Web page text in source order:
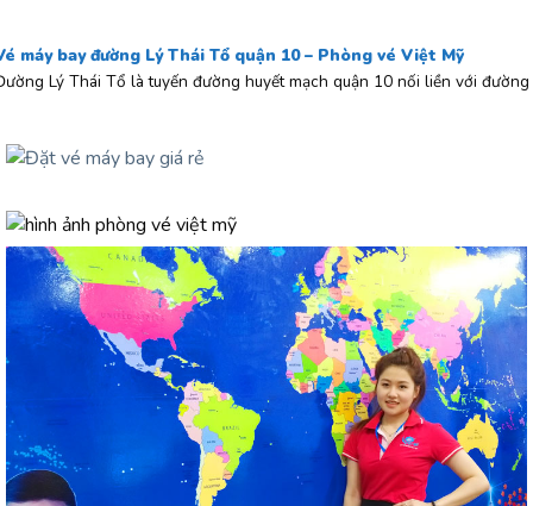
máy bay đường Lý Thái Tổ quận 10 – Phòng vé Việt Mỹ
Lý Thái Tổ là tuyến đường huyết mạch quận 10 nối liền với đường